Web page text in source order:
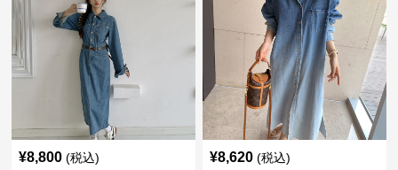
¥8,800 (税込) ¥8,620 (税込)